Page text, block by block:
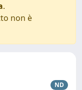
.
non è
ND